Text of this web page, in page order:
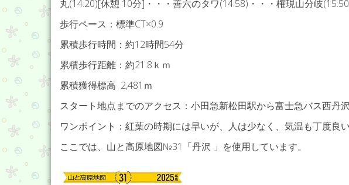
丸(14:20)[休憩 10分]・・・善六のタワ(14:58)・・・権現山分岐
歩行ペース：標準CT×0.9
累積歩行時間：約12時間54分
累積歩行距離：約21.8ｋｍ
累積獲得標高 2,481ｍ
スタート地点までのアクセス：小田急新松田駅から富士急バス西丹
ワンポイント：紅葉の時期には早いが、人は少なく、気温も丁度良
ここでは、山と高原地図№31「丹沢 」を使用しています。